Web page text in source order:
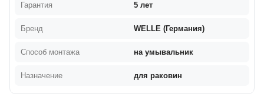
Гарантия 5 лет
Бренд WELLE (Германия)
Способ монтажа на умывальник
Назначение для раковин